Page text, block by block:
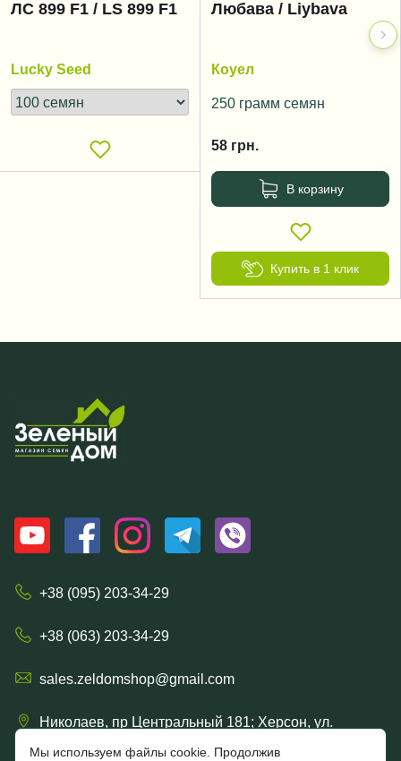
ЛС 899 F1 / LS 899 F1
Lucky Seed
Любава / Liybava
Коуел
250 грамм семян
58 грн.
В корзину
Купить в 1 клик
+38 (095) 203-34-29
+38 (063) 203-34-29
sales.zeldomshop@gmail.com
Николаев, пр Центральный 181; Херсон, ул.
Мы используем файлы cookie. Продолжив